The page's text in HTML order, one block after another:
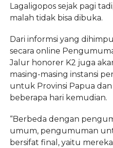
Lagaligopos sejak pagi
malah tidak bisa dibuka.
Dari informsi yang
secara online
Jalur honorer K2 juga
masing-masing instansi
untuk Provinsi Papua
beberapa hari kemudian.
“Berbeda dengan
umum, pengumuman
bersifat final, yaitu